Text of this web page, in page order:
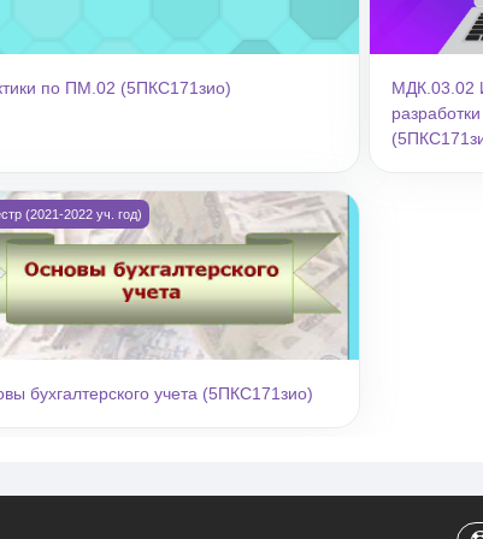
по ПМ.02 (5ПКС171зио)
МДК.03.02
курса Основы бухгалтерского учета (5ПКС171зио)
(2021-2022 уч. год)
бухгалтерского учета (5ПКС171зио)